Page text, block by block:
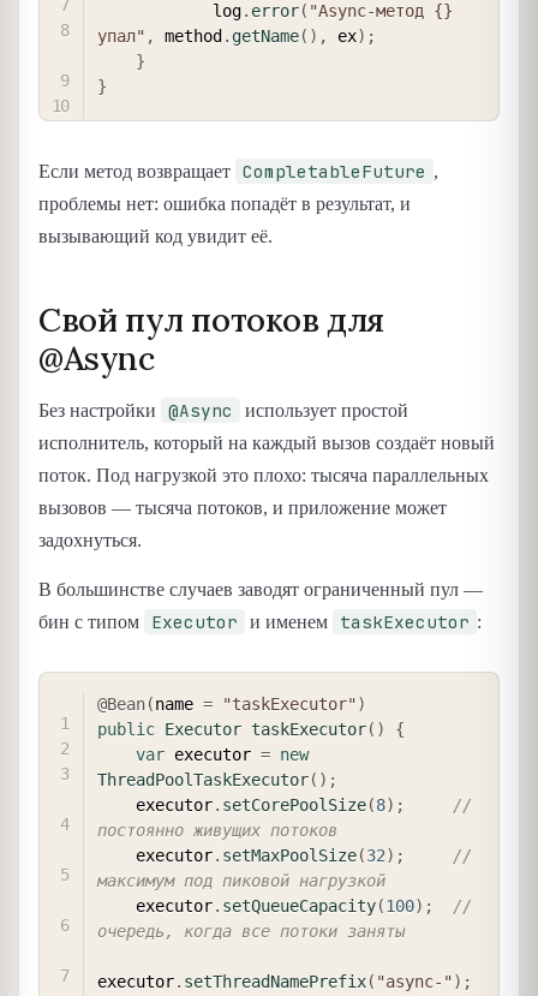
            log
. error( "Async-метод {}
упал" , method . getName( ) , ex) ;
}
}
Если метод возвращает CompletableFuture ,
проблемы нет: ошибка попадёт в результат, и
вызывающий код увидит её.
Свой пул потоков для
@Async
Без настройки @Async
использует простой
исполнитель, который на каждый вызов создаёт новый
поток. Под нагрузкой это плохо: тысяча параллельных
вызовов — тысяча потоков, и приложение может
задохнуться.
В большинстве случаев заводят ограниченный пул —
бин с типом
Executor и именем taskExecutor :
@Bean(name = "taskExecutor")
public Executor taskExecutor( )
{
var executor = new
ThreadPoolTaskExecutor( ) ;
    executor
. setCorePoolSize(8) ;
//
постоянно живущих потоков
    executor
. setMaxPoolSize(32) ;
//
максимум под пиковой нагрузкой
    executor
. setQueueCapacity(100) ;
//
очередь, когда все потоки заняты
executor. setThreadNamePrefix( "async-") ;